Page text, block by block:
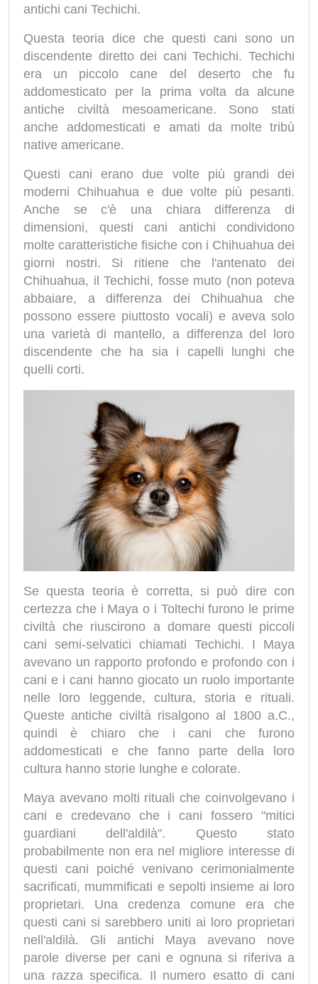
antichi cani Techichi.
Questa teoria dice che questi cani sono un
discendente diretto dei cani Techichi. Techichi
era un piccolo cane del deserto che fu
addomesticato per la prima volta da alcune
antiche civiltà mesoamericane. Sono stati
anche addomesticati e amati da molte tribù
native americane.
Questi cani erano due volte più grandi dei
moderni Chihuahua e due volte più pesanti.
Anche se c'è una chiara differenza di
dimensioni, questi cani antichi condividono
molte caratteristiche fisiche con i Chihuahua dei
giorni nostri. Si ritiene che l'antenato dei
Chihuahua, il Techichi, fosse muto (non poteva
abbaiare, a differenza dei Chihuahua che
possono essere piuttosto vocali) e aveva solo
una varietà di mantello, a differenza del loro
discendente che ha sia i capelli lunghi che
quelli corti.
Se questa teoria è corretta, si può dire con
certezza che i Maya o i Toltechi furono le prime
civiltà che riuscirono a domare questi piccoli
cani semi-selvatici chiamati Techichi. I Maya
avevano un rapporto profondo e profondo con i
cani e i cani hanno giocato un ruolo importante
nelle loro leggende, cultura, storia e rituali.
Queste antiche civiltà risalgono al 1800 a.C.,
quindi è chiaro che i cani che furono
addomesticati e che fanno parte della loro
cultura hanno storie lunghe e colorate.
Maya avevano molti rituali che coinvolgevano i
cani e credevano che i cani fossero "mitici
guardiani dell'aldilà". Questo stato
probabilmente non era nel migliore interesse di
questi cani poiché venivano cerimonialmente
sacrificati, mummificati e sepolti insieme ai loro
proprietari. Una credenza comune era che
questi cani si sarebbero uniti ai loro proprietari
nell'aldilà. Gli antichi Maya avevano nove
parole diverse per cani e ognuna si riferiva a
una razza specifica. Il numero esatto di cani